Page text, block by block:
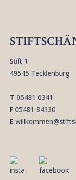
Stift 1
49545 Tecklenburg
T 05481 6341
F 05481 84130
E